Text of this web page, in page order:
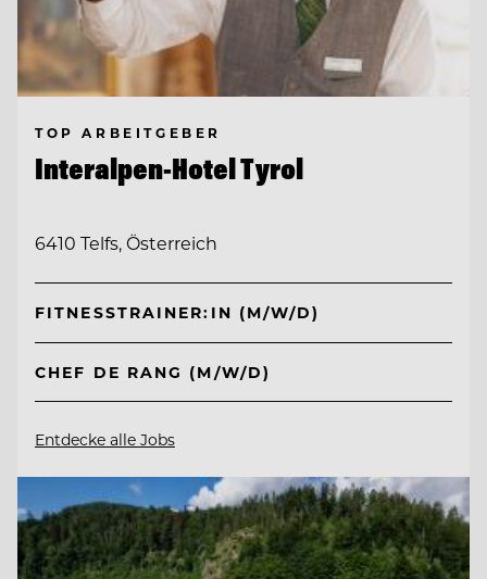
TOP ARBEITGEBER
Interalpen-Hotel Tyrol
6410 Telfs, Österreich
FITNESSTRAINER:IN (M/W/D)
CHEF DE RANG (M/W/D)
Entdecke alle Jobs